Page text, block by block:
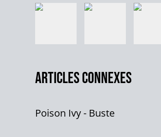
Articles connexes
Poison Ivy - Buste